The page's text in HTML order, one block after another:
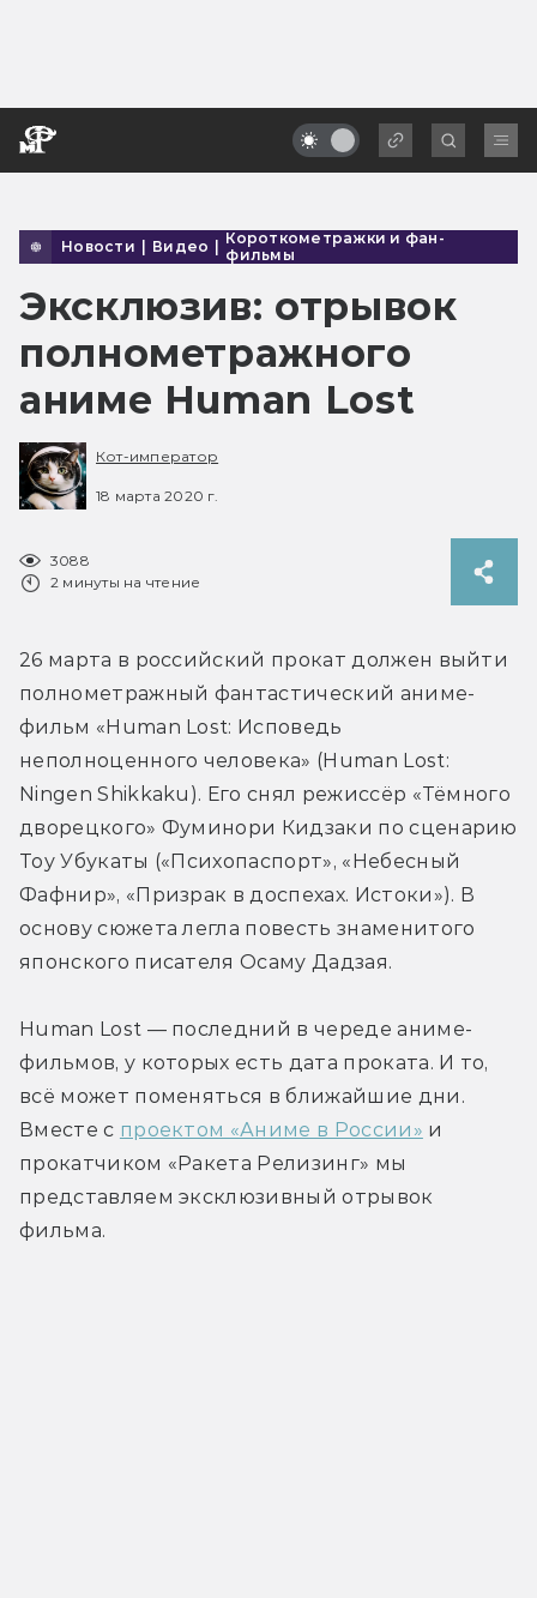
Новости | Видео | Короткометражки и фан-
фильмы
Эксклюзив: отрывок
полнометражного
аниме Human Lost
Кот-император
18 марта 2020 г.
3088
2 минуты на чтение
26 марта в российский прокат должен выйти
полнометражный фантастический аниме-
фильм «Human Lost: Исповедь
неполноценного человека» (Human Lost:
Ningen Shikkaku). Его снял режиссёр «Тёмного
дворецкого» Фуминори Кидзаки по сценарию
Тоу Убукаты («Психопаспорт», «Небесный
Фафнир», «Призрак в доспехах. Истоки»). В
основу сюжета легла повесть знаменитого
японского писателя Осаму Дадзая.
Human Lost — последний в череде аниме-
фильмов, у которых есть дата проката. И то,
всё может поменяться в ближайшие дни.
Вместе с проектом «Аниме в России» и
прокатчиком «Ракета Релизинг» мы
представляем эксклюзивный отрывок
фильма.